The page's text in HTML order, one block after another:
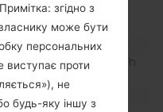
кольорів
Li-Ion 2300 mAh
згідно з
може бути
персональних
виступає проти
не
будь-яку іншу з